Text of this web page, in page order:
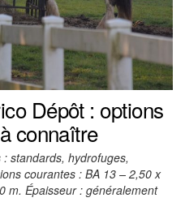
Dépôt : options
connaître
standards, hydrofuges,
courantes : BA 13 – 2,50 x
m. Épaisseur : généralement